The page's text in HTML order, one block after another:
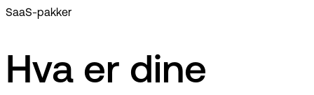
SaaS-pakker
Hva er dine